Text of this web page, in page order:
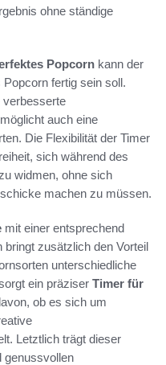
ohne ständige
Popcorn kann der
fertig sein soll.
verbesserte
auch eine
Die Flexibilität der Timer
sich während des
widmen, ohne sich
machen zu müssen.
mit einer entsprechend
zusätzlich den Vorteil
unterschiedliche
ein präziser Timer für
ob es sich um
Letztlich trägt dieser
genussvollen